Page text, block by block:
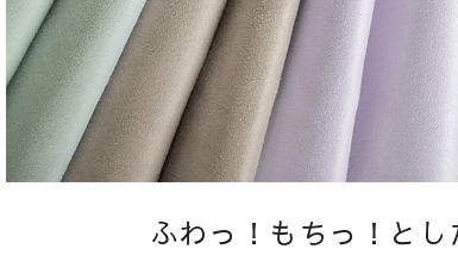
ふわっ！もちっ！と